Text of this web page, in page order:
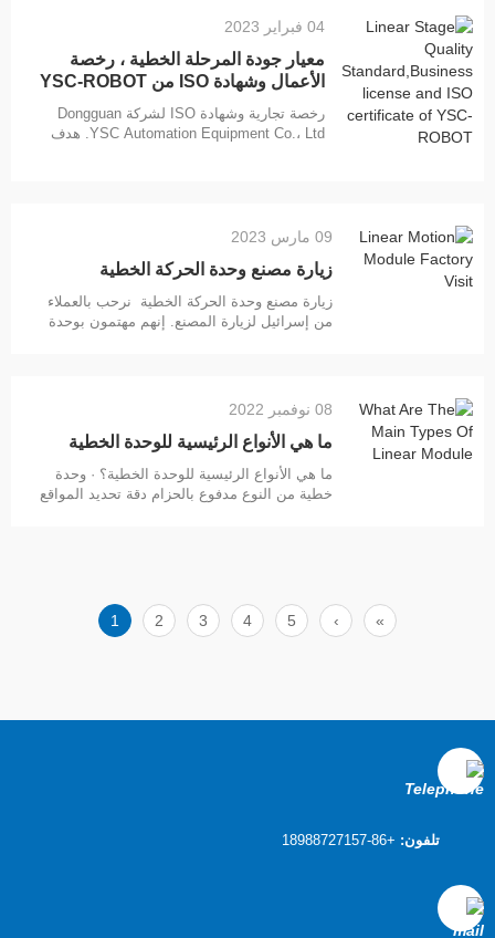
الحمولة ، السرعة القصوى ، باستخدام الرأسي أو
اللولبية لها نوعان: أحدهما من النوع شبه المغلق ،
والآخر مغلق بالكامل
04 فبراير 2023
معيار جودة المرحلة الخطية ، رخصة
الأعمال وشهادة ISO من YSC-ROBOT
رخصة تجارية وشهادة ISO لشركة Dongguan
YSC Automation Equipment Co.، Ltd. هدف
أفضل عند الاستخدام ، يمكن لمنتجاتنا تلبية طلب09 مارس 2023
زيارة مصنع وحدة الحركة الخطية
زيارة مصنع وحدة الحركة الخطية نرحب بالعملاء
من إسرائيل لزيارة المصنع. إنهم مهتمون بوحدة
الإنتاجية. نحن أيضا سعداء جدا بثقتهم وتقديرهم
لمنتجاتنا. سوف نقدم منتجات أفضل
08 نوفمبر 2022
ما هي الأنواع الرئيسية للوحدة الخطية
ما هي الأنواع الرئيسية للوحدة الخطية؟ · وحدة
خطية من النوع مدفوع بالحزام دقة تحديد المواقع
YCS مغلقة بالكامل ، وحدة خطية بسيطة من
سلسلة KK ، سلسلة YGS مضمنة
1 2 3 4 5 › »
تلفون: +86-18988727157